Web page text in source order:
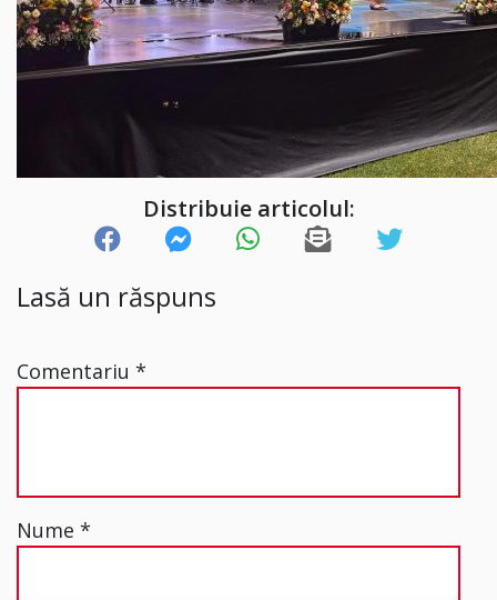
Distribuie articolul:
Lasă un răspuns
Comentariu *
Nume *